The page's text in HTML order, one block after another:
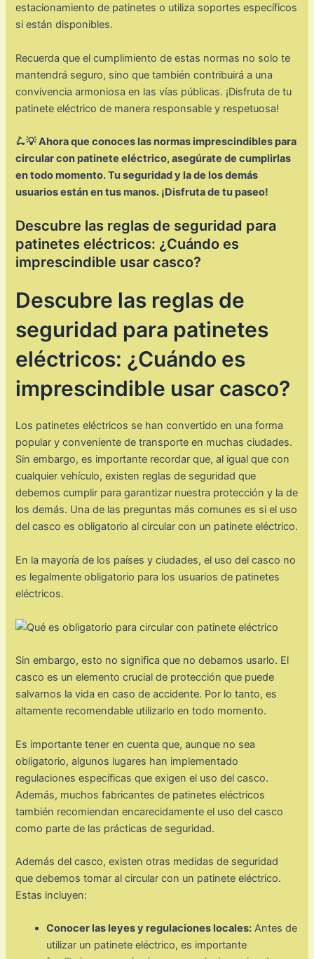
estacionamiento de patinetes o utiliza soportes específicos
si están disponibles.
Recuerda que el cumplimiento de estas normas no solo te
mantendrá seguro, sino que también contribuirá a una
convivencia armoniosa en las vías públicas. ¡Disfruta de tu
patinete eléctrico de manera responsable y respetuosa!
🛴💡 Ahora que conoces las normas imprescindibles para
circular con patinete eléctrico, asegúrate de cumplirlas
en todo momento. Tu seguridad y la de los demás
usuarios están en tus manos. ¡Disfruta de tu paseo!
Descubre las reglas de seguridad para
patinetes eléctricos: ¿Cuándo es
imprescindible usar casco?
Descubre las reglas de
seguridad para patinetes
eléctricos: ¿Cuándo es
imprescindible usar casco?
Los patinetes eléctricos se han convertido en una forma
popular y conveniente de transporte en muchas ciudades.
Sin embargo, es importante recordar que, al igual que con
cualquier vehículo, existen reglas de seguridad que
debemos cumplir para garantizar nuestra protección y la de
los demás. Una de las preguntas más comunes es si el uso
del casco es obligatorio al circular con un patinete eléctrico.
En la mayoría de los países y ciudades, el uso del casco no
es legalmente obligatorio para los usuarios de patinetes
eléctricos.
Sin embargo, esto no significa que no debamos usarlo. El
casco es un elemento crucial de protección que puede
salvarnos la vida en caso de accidente. Por lo tanto, es
altamente recomendable utilizarlo en todo momento.
Es importante tener en cuenta que, aunque no sea
obligatorio, algunos lugares han implementado
regulaciones específicas que exigen el uso del casco.
Además, muchos fabricantes de patinetes eléctricos
también recomiendan encarecidamente el uso del casco
como parte de las prácticas de seguridad.
Además del casco, existen otras medidas de seguridad
que debemos tomar al circular con un patinete eléctrico.
Estas incluyen:
Conocer las leyes y regulaciones locales: Antes de
utilizar un patinete eléctrico, es importante